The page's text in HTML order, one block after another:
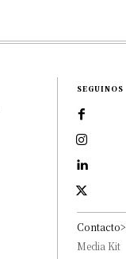
SEGUINOS
Contacto>
Media Kit